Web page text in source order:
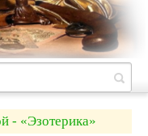
- «Эзотерика»